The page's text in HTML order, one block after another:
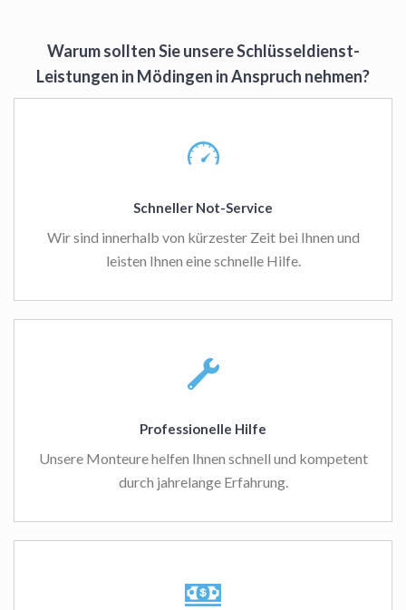
Warum sollten Sie unsere Schlüsseldienst-
Leistungen in Mödingen in Anspruch nehmen?
Schneller Not-Service
Wir sind innerhalb von kürzester Zeit bei Ihnen und
leisten Ihnen eine schnelle Hilfe.
Professionelle Hilfe
Unsere Monteure helfen Ihnen schnell und kompetent
durch jahrelange Erfahrung.